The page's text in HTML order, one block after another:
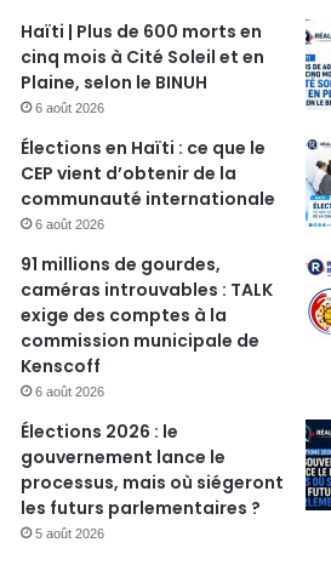
Affaire
annule une
Haïti | Plus de 600 morts en
cinq mois à Cité Soleil et en
Plaine, selon le BINUH
6 août 2026
Élections en Haïti : ce que le
CEP vient d’obtenir de la
communauté internationale
6 août 2026
91 millions de gourdes,
caméras introuvables : TALK
exige des comptes à la
commission municipale de
Kenscoff
6 août 2026
Élections 2026 : le
gouvernement lance le
processus, mais où siégeront
les futurs parlementaires ?
5 août 2026